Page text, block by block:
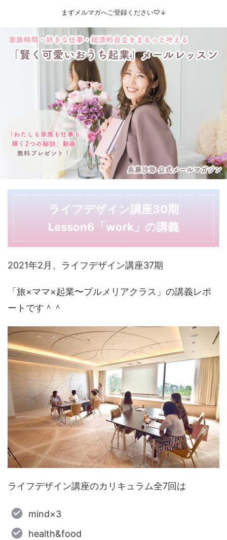
まずメルマガへご登録ください♡↓
ライフデザイン講座30期
Lesson6「work」の講義
2021年2月、ライフデザイン講座37期
「旅×ママ×起業〜プルメリアクラス」の講義レポ
ートです＾＾
ライフデザイン講座のカリキュラム全7回は
mind×3
health&food